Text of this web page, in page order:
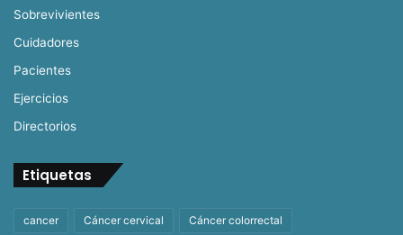
Sobrevivientes
Cuidadores
Pacientes
Ejercicios
Directorios
Etiquetas
cancer Cáncer cervical Cáncer colorrectal